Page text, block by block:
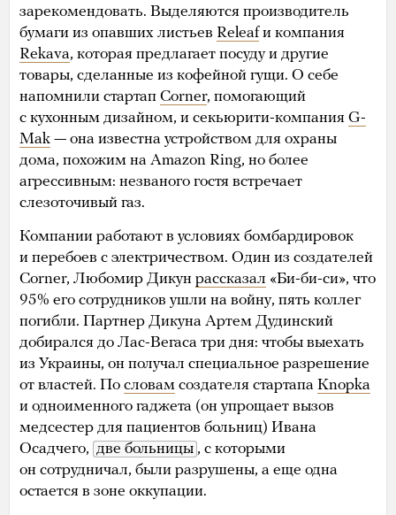
зарекомендовать. Выделяются производитель
бумаги из опавших листьев Releafи компания
Rekava, которая предлагает посуду и другие
товары, сделанные из кофейной гущи. О себе
напомнили стартап Corner, помогающий
с кухонным дизайном, и секьюрити-компания G-
Mak — она известна устройством для охраны
дома, похожим на Amazon Ring, но более
агрессивным: незваного гостя встречает
слезоточивый газ.
Компании работают в условиях бомбардировок
и перебоев с электричеством. Один из создателей
Corner, Любомир Дикун рассказал «Би-би-си», что
95% его сотрудников ушли на войну, пять коллег
погибли. Партнер Дикуна Артем Дудинский
добирался до Лас-Вегаса три дня: чтобы выехать
из Украины, он получал специальное разрешение
от властей. По словам создателя стартапа Knopka
и одноименного гаджета (он упрощает вызов
медсестер для пациентов больниц) Ивана
Осадчего, две больницы , с которыми
он сотрудничал, были разрушены, а еще одна
остается в зоне оккупации.